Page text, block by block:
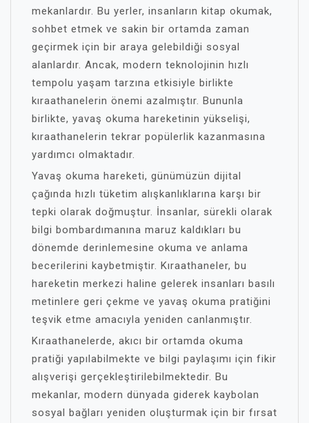
mekanlardır. Bu yerler, insanların kitap okumak,
sohbet etmek ve sakin bir ortamda zaman
geçirmek için bir araya gelebildiği sosyal
alanlardır. Ancak, modern teknolojinin hızlı
tempolu yaşam tarzına etkisiyle birlikte
kıraathanelerin önemi azalmıştır. Bununla
birlikte, yavaş okuma hareketinin yükselişi,
kıraathanelerin tekrar popülerlik kazanmasına
yardımcı olmaktadır.
Yavaş okuma hareketi, günümüzün dijital
çağında hızlı tüketim alışkanlıklarına karşı bir
tepki olarak doğmuştur. İnsanlar, sürekli olarak
bilgi bombardımanına maruz kaldıkları bu
dönemde derinlemesine okuma ve anlama
becerilerini kaybetmiştir. Kıraathaneler, bu
hareketin merkezi haline gelerek insanları basılı
metinlere geri çekme ve yavaş okuma pratiğini
teşvik etme amacıyla yeniden canlanmıştır.
Kıraathanelerde, akıcı bir ortamda okuma
pratiği yapılabilmekte ve bilgi paylaşımı için fikir
alışverişi gerçekleştirilebilmektedir. Bu
mekanlar, modern dünyada giderek kaybolan
sosyal bağları yeniden oluşturmak için bir fırsat